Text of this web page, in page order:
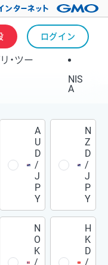
ログイン
・ツー
NIS
A
A
U
D
/
J
P
Y
N
Z
D
/
J
P
Y
N
O
K
/
H
K
D
/